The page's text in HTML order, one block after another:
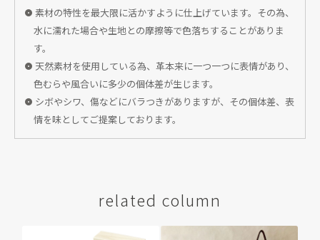
素材の特性を最大限に活かすように仕上げています。その為、
水に濡れた場合や生地との摩擦等で色落ちすることがありま
す。
天然素材を使用している為、革本来に一つ一つに表情があり、
色むらや風合いに多少の個体差が生じます。
シボやシワ、傷などにバラつきがありますが、その個体差、表
情を味としてご提案しております。
related column